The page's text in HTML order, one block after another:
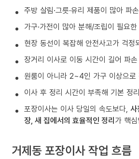
주방 살림·그릇·유리 제품이 많아 파
가구·가전이 많아 분해/조립이 필요
현장 동선이 복잡해 안전사고가 걱정
장거리 이사로 이동 시간이 길어 파
원룸이 아니라 2~4인 가구 이상으로
이사 후 정리 시간이 부족해 기본 정
포장이사는 이사 당일의 속도보다, 사
장, 새 집에서의 효율적인 정리가 핵
거제동 포장이사 작업 흐름